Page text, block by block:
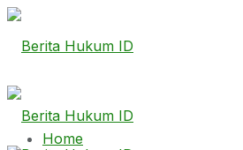
Home